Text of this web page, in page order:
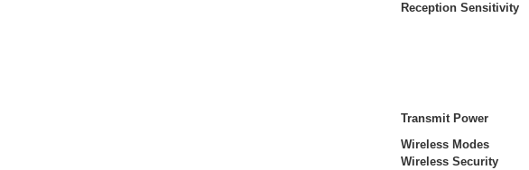
Reception Sensitivity
Transmit Power
Wireless Modes
Wireless Security